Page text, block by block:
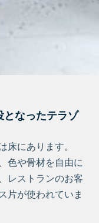
となったテラゾ
床にあります。
色や骨材を自由に
レストランのお客
片が使われていま